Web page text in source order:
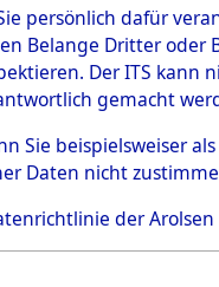
persönlich dafür
Belange Dritter
Der ITS
gemacht
Sie beispielsweiser
Daten nicht
der Arolsen